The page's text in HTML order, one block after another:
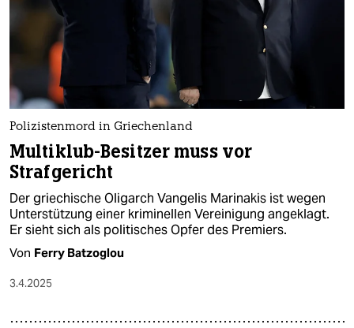
Polizistenmord in Griechenland
Multiklub-Besitzer muss vor
Strafgericht
Der griechische Oligarch Vangelis Marinakis ist wegen
Unterstützung einer kriminellen Vereinigung angeklagt.
Er sieht sich als politisches Opfer des Premiers.
Von Ferry Batzoglou
3.4.2025